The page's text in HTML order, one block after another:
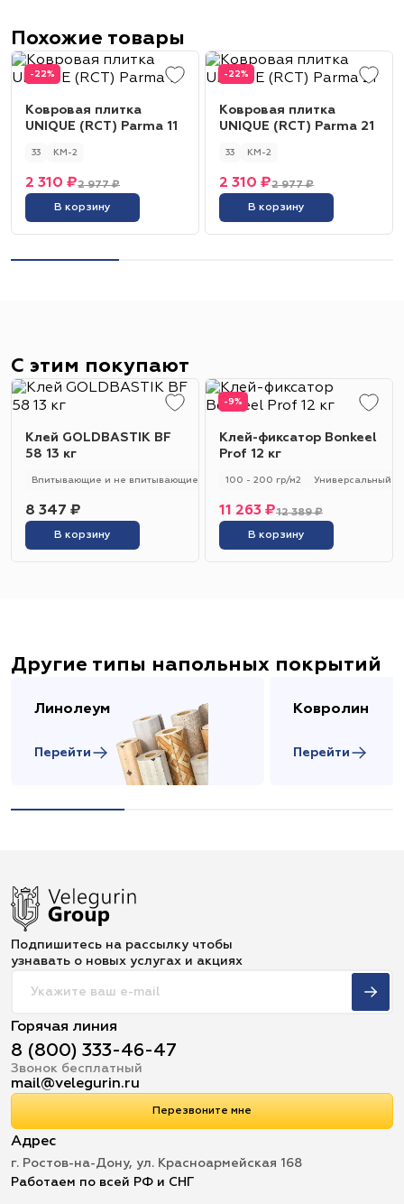
Похожие товары
-22%
Ковровая плитка
UNIQUE (RCT) Parma 11
33 КМ-2
2 977 ₽
2 310 ₽
В корзину
-22%
Ковровая плитка
UNIQUE (RCT) Parma 21
33 КМ-2
2 977 ₽
2 310 ₽
В корзину
С этим покупают
Клей GOLDBASTIK BF
58 13 кг
Впитывающие и не впитывающие 250 - 280 гр/м2 Универсальный
8 347 ₽
В корзину
-9%
Клей-фиксатор Bonkeel
Prof 12 кг
100 - 200 гр/м2 Универсальный
12 389 ₽
11 263 ₽
В корзину
Другие типы напольных покрытий
Линолеум
Перейти
Ковролин
Перейти
Подпишитесь на рассылку чтобы
узнавать о новых услугах и акциях
Горячая линия
8 (800) 333-46-47
Звонок бесплатный
mail@velegurin.ru
Перезвоните мне
Адрес
г. Ростов-на-Дону, ул. Красноармейская 168
Работаем по всей РФ и СНГ